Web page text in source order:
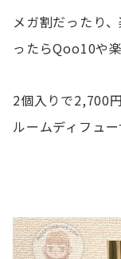
メガ割だったり
ったらQoo10や
2個入りで2,700
ルームディフュ